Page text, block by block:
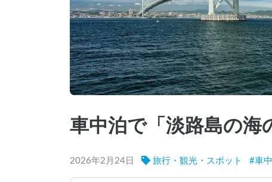
車中泊で「淡路島の海
2026年2月24日 旅行・観光・スポット #車